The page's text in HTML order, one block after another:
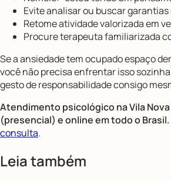
Evite analisar ou buscar
Retome atividade valorizada em
Procure terapeuta familiarizada
Se a ansiedade tem ocupado espaço
você não precisa enfrentar isso
gesto de responsabilidade consigo
Atendimento psicológico na Vila
(presencial) e online em todo o Brasil.
consulta.
Leia também